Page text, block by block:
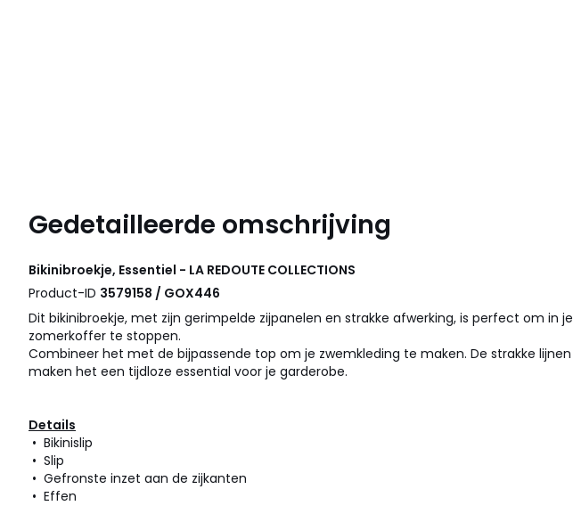
Gedetailleerde omschrijving
Bikinibroekje, Essentiel - LA REDOUTE COLLECTIONS
Product-ID 3579158 / GOX446
Dit bikinibroekje, met zijn gerimpelde zijpanelen en strakke afwerking, is perfect om in je
zomerkoffer te stoppen.
Combineer het met de bijpassende top om je zwemkleding te maken. De strakke lijnen
maken het een tijdloze essential voor je garderobe.
Details
• Bikinislip
• Slip
• Gefronste inzet aan de zijkanten
• Effen